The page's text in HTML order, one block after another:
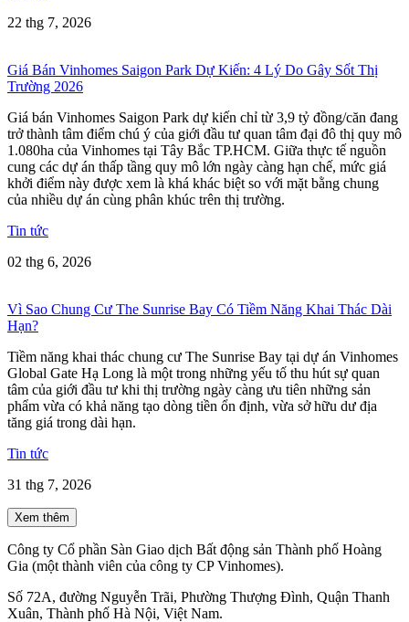
22 thg 7, 2026
Giá Bán Vinhomes Saigon Park Dự Kiến: 4 Lý Do Gây Sốt Thị
Trường 2026
Giá bán Vinhomes Saigon Park dự kiến chỉ từ 3,9 tỷ đồng/căn đang
trở thành tâm điểm chú ý của giới đầu tư quan tâm đại đô thị quy mô
1.080ha của Vinhomes tại Tây Bắc TP.HCM. Giữa thực tế nguồn
cung các dự án thấp tầng quy mô lớn ngày càng hạn chế, mức giá
khởi điểm này được xem là khá khác biệt so với mặt bằng chung
của nhiều dự án cùng phân khúc trên thị trường.
Tin tức
02 thg 6, 2026
Vì Sao Chung Cư The Sunrise Bay Có Tiềm Năng Khai Thác Dài
Hạn?
Tiềm năng khai thác chung cư The Sunrise Bay tại dự án Vinhomes
Global Gate Hạ Long là một trong những yếu tố thu hút sự quan
tâm của giới đầu tư khi thị trường ngày càng ưu tiên những sản
phẩm vừa có khả năng tạo dòng tiền ổn định, vừa sở hữu dư địa
tăng giá trong dài hạn.
Tin tức
31 thg 7, 2026
Xem thêm
Công ty Cổ phần Sàn Giao dịch Bất động sản Thành phố Hoàng
Gia (một thành viên của công ty CP Vinhomes).
Số 72A, đường Nguyễn Trãi, Phường Thượng Đình, Quận Thanh
Xuân, Thành phố Hà Nội, Việt Nam.